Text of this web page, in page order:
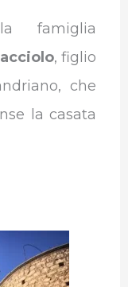
famiglia
, figlio
che
la casata